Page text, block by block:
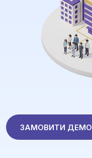
ЗАМОВИТИ ДЕМО